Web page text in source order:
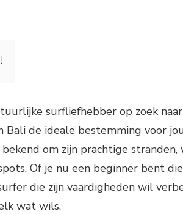
surfliefhebber op zoek
Bali de ideale bestemming voor
bekend om zijn prachtige
Of je nu een beginner bent
die zijn vaardigheden wil
wat wils.